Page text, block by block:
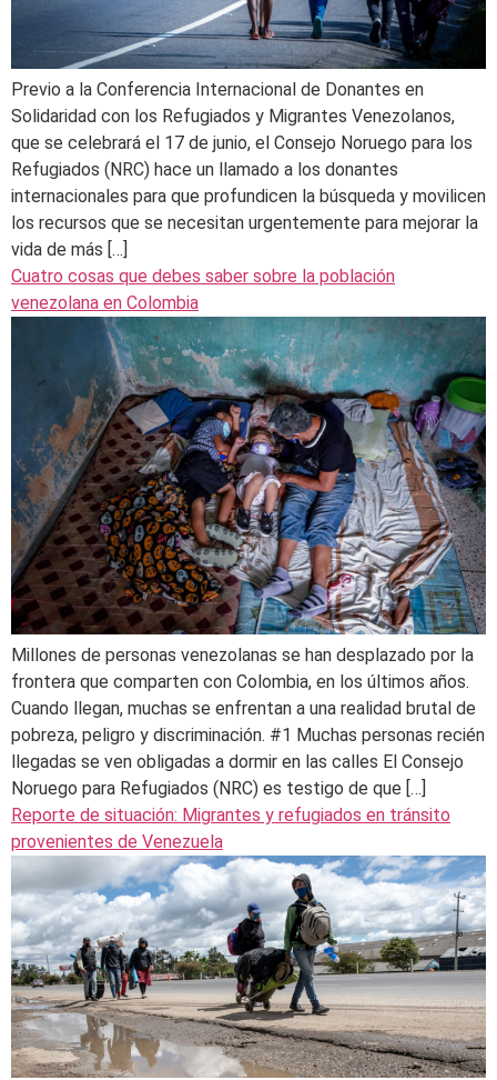
Previo a la Conferencia Internacional de Donantes en
Solidaridad con los Refugiados y Migrantes Venezolanos,
que se celebrará el 17 de junio, el Consejo Noruego para los
Refugiados (NRC) hace un llamado a los donantes
internacionales para que profundicen la búsqueda y movilicen
los recursos que se necesitan urgentemente para mejorar la
vida de más […]
Cuatro cosas que debes saber sobre la población
venezolana en Colombia
Millones de personas venezolanas se han desplazado por la
frontera que comparten con Colombia, en los últimos años.
Cuando llegan, muchas se enfrentan a una realidad brutal de
pobreza, peligro y discriminación. #1 Muchas personas recién
llegadas se ven obligadas a dormir en las calles El Consejo
Noruego para Refugiados (NRC) es testigo de que […]
Reporte de situación: Migrantes y refugiados en tránsito
provenientes de Venezuela